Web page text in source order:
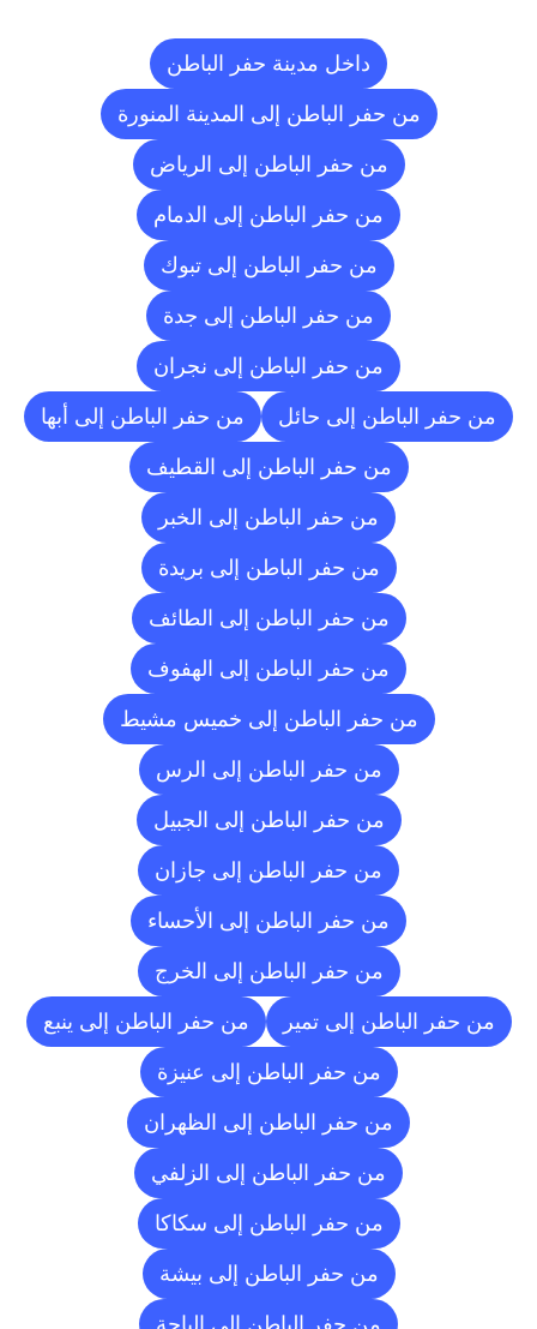
داخل مدينة حفر الباطن
من حفر الباطن إلى المدينة المنورة
من حفر الباطن إلى الرياض
من حفر الباطن إلى الدمام
من حفر الباطن إلى تبوك
من حفر الباطن إلى جدة
من حفر الباطن إلى نجران
من حفر الباطن إلى حائل من حفر الباطن إلى أبها
من حفر الباطن إلى القطيف
من حفر الباطن إلى الخبر
من حفر الباطن إلى بريدة
من حفر الباطن إلى الطائف
من حفر الباطن إلى الهفوف
من حفر الباطن إلى خميس مشيط
من حفر الباطن إلى الرس
من حفر الباطن إلى الجبيل
من حفر الباطن إلى جازان
من حفر الباطن إلى الأحساء
من حفر الباطن إلى الخرج
من حفر الباطن إلى تمير من حفر الباطن إلى ينبع
من حفر الباطن إلى عنيزة
من حفر الباطن إلى الظهران
من حفر الباطن إلى الزلفي
من حفر الباطن إلى سكاكا
من حفر الباطن إلى بيشة
من حفر الباطن إلى الباحة